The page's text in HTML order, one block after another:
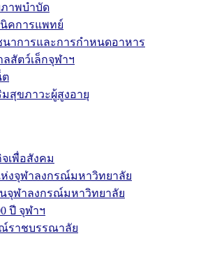
าพบำบัด
คการแพทย์
าการและการกำหนดอาหาร
ลสัตว์เล็กจุฬาฯ
ต
มสุขภาวะผู้สูงอายุ
เพื่อสังคม
งจุฬาลงกรณ์มหาวิทยาลัย
จุฬาลงกรณ์มหาวิทยาลัย
ปี จุฬาฯ
ราชบรรณาลัย